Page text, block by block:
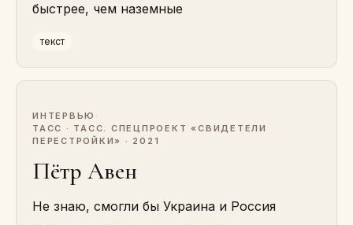
быстрее, чем наземные
текст
ИНТЕРВЬЮ ·
ТАСС · ТАСС. СПЕЦПРОЕКТ «СВИДЕТЕЛИ
ПЕРЕСТРОЙКИ» · 2021
Пётр Авен
Не знаю, смогли бы Украина и Россия